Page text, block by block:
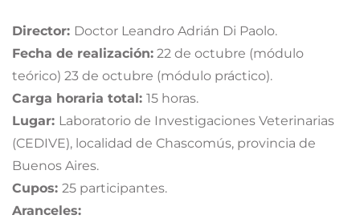
Director: Doctor Leandro Adrián Di Paolo.
Fecha de realización: 22 de octubre (módulo
teórico) 23 de octubre (módulo práctico).
Carga horaria total: 15 horas.
Lugar: Laboratorio de Investigaciones Veterinarias
(CEDIVE), localidad de Chascomús, provincia de
Buenos Aires.
Cupos: 25 participantes.
Aranceles: